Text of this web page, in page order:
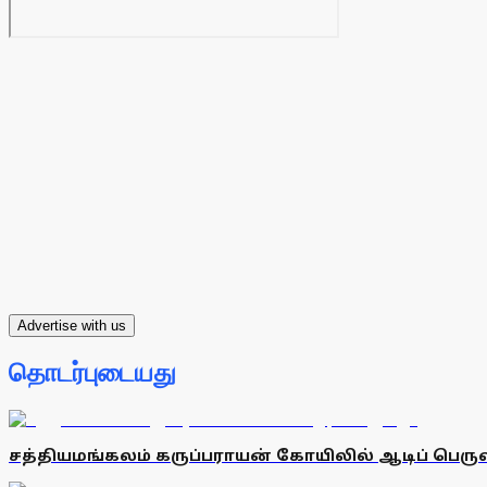
Advertise with us
தொடர்புடையது
சத்தியமங்கலம் கருப்பராயன் கோயிலில் ஆடிப்